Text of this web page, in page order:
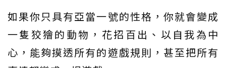
如果你只具有亞當一號的性格，你就會變成
一隻狡獪的動物，花招百出、以自我為中
心，能夠摸透所有的遊戲規則，甚至把所有